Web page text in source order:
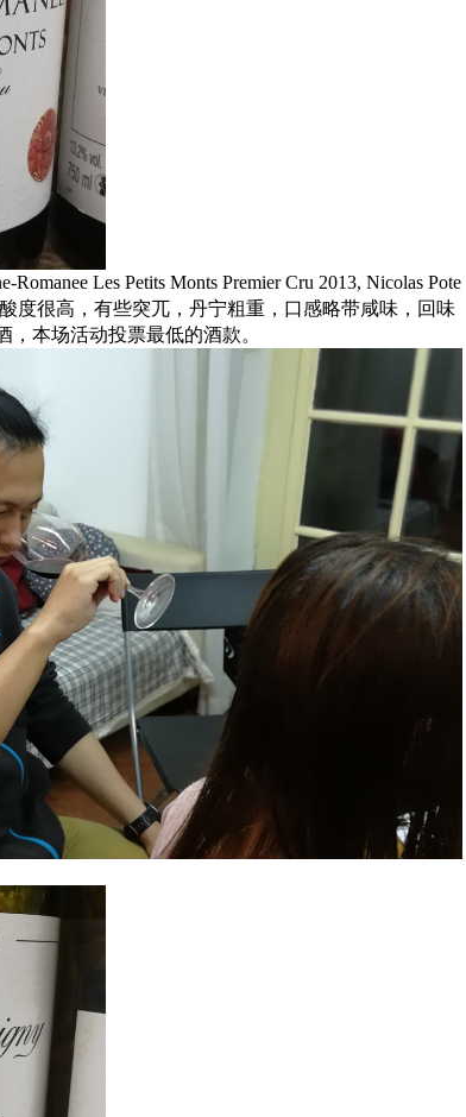
Romanee Les Petits Monts Premier Cru 2013, Nicolas Pote
度很高，有些突兀，丹宁粗重，口感略带咸味，回味
本场活动投票最低的酒款。